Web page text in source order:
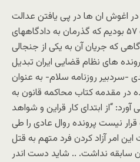
در اغوش ان ها در پی يافتن عدالت
وعده داده شده انقلاب ۵۷ بوديم که گذرمان به دادگاههای
که جريان آن به يکی از جنجالی
های نظام قضايی ايران تبديل
سردبير روزنامه سلام- به عنوان
در مقدمه کتاب محاکمه قانون به
“از ابتدای کار قراين و شواهد
نيست پرونده روال عادی را طی
امر آزاد کردن فرد متهم به قتل
سابقه نداشت. .. شايد دست اندر